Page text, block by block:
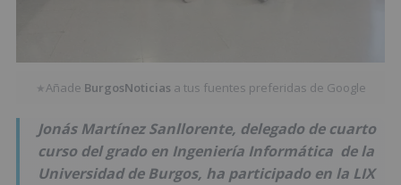
★Añade BurgosNoticias a tus fuentes preferidas de Google
Jonás Martínez Sanllorente, delegado de cuarto
curso del grado en Ingeniería Informática de la
Universidad de Burgos, ha participado en la LIX